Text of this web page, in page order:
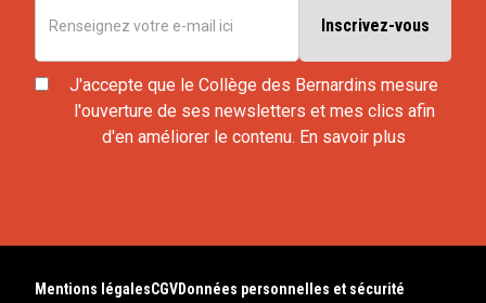
J'accepte que le Collège des Bernardins mesure
l'ouverture de ses newsletters et mes clics afin
d'en améliorer le contenu. En savoir plus
Mentions légalesCGVDonnées personnelles et sécurité